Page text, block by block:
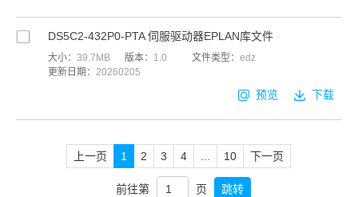
预览 下载
DS5C2-432P0-PTA 伺服驱动器EPLAN库文件
大小： 39.7MB 版本： 1.0 文件类型： edz
更新日期： 20260205
上一页 1 2 3 4 ... 10 下一页
前往第 页 跳转